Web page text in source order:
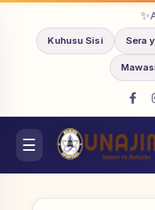
Kuhusu Sisi Sera